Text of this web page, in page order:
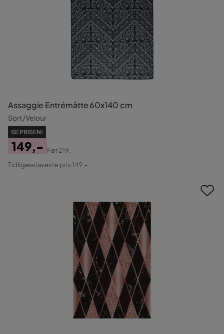
Assaggie Entrémåtte 60x140 cm
Sort/Velour
SE PRISEN!
Pris
149,-
Original
Før219,-
Tidligere laveste pris 149,-